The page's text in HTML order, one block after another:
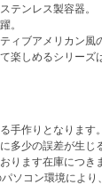
テンレス製容器。
。
ィブアメリカン風
楽しめるシリーズ
手作りとなりま
多少の誤差が生
ります在庫につき
ソコン環境により